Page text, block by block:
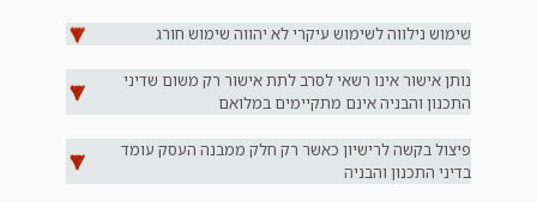
שימוש נילווה לשימוש עיקרי לא יהווה שימוש חורג
נותן אישור אינו רשאי לסרב לתת אישור רק משום שדיני
התכנון והבניה אינם מתקיימים במלואם
פיצול בקשה לרישיון כאשר רק חלק ממבנה העסק עומד
בדיני התכנון והבניה